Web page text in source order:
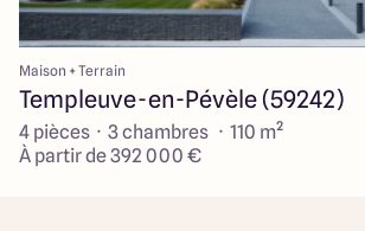
Maison + Terrain
Templeuve-en-Pévèle (59242)
4 pièces · 3 chambres · 110 m²
À partir de 392 000 €